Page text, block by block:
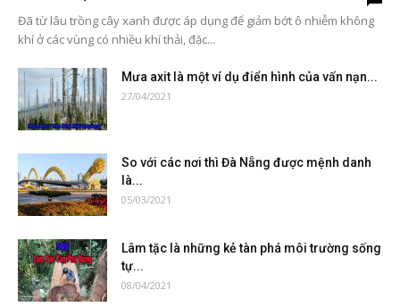
Đã từ lâu trồng cây xanh được áp dụng để giảm bớt ô nhiễm không
khí ở các vùng có nhiều khí thải, đặc...
Mưa axit là một ví dụ điển hình của vấn nạn...
27/04/2021
So với các nơi thì Đà Nẵng được mệnh danh
là...
05/03/2021
Lâm tặc là những kẻ tàn phá môi trường sống
tự...
08/04/2021